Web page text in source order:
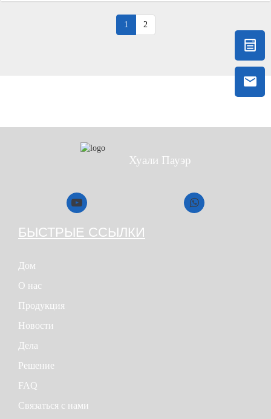
1 2
Хуали Пауэр
БЫСТРЫЕ ССЫЛКИ
Дом
О нас
Продукция
Новости
Дела
Решение
FAQ
Связаться с нами